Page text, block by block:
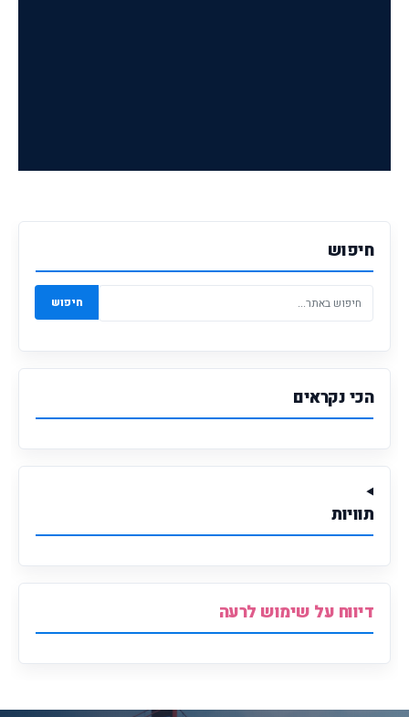
חיפוש
חיפוש
הכי נקראים
תוויות
דיווח על שימוש לרעה